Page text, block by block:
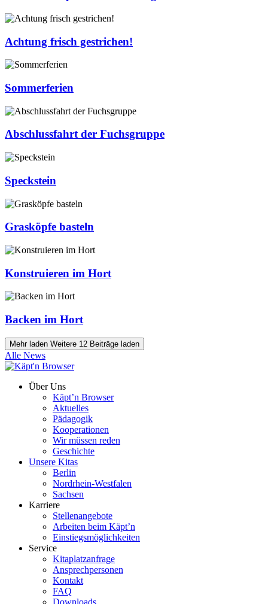
Achtung frisch gestrichen!
Sommerferien
Abschlussfahrt der Fuchsgruppe
Speckstein
Grasköpfe basteln
Konstruieren im Hort
Backen im Hort
Mehr laden Weitere 12 Beiträge laden
Alle News
Über Uns
Käpt’n Browser
Aktuelles
Pädagogik
Kooperationen
Wir müssen reden
Geschichte
Unsere Kitas
Berlin
Nordrhein-Westfalen
Sachsen
Karriere
Stellenangebote
Arbeiten beim Käpt’n
Einstiegsmöglichkeiten
Service
Kitaplatzanfrage
Ansprechpersonen
Kontakt
FAQ
Downloads